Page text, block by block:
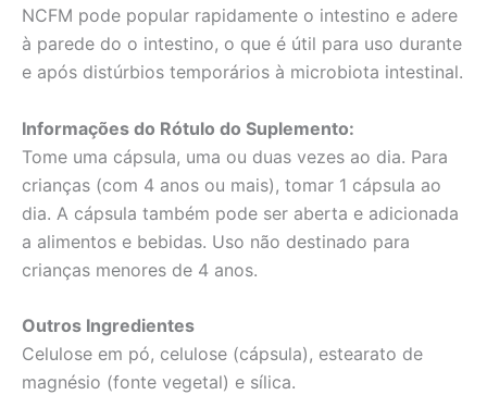
NCFM pode popular rapidamente o intestino e adere
à parede do o intestino, o que é útil para uso durante
e após distúrbios temporários à microbiota intestinal.
Informações do Rótulo do Suplemento:
Tome uma cápsula, uma ou duas vezes ao dia. Para
crianças (com 4 anos ou mais), tomar 1 cápsula ao
dia. A cápsula também pode ser aberta e adicionada
a alimentos e bebidas. Uso não destinado para
crianças menores de 4 anos.
Outros Ingredientes
Celulose em pó, celulose (cápsula), estearato de
magnésio (fonte vegetal) e sílica.